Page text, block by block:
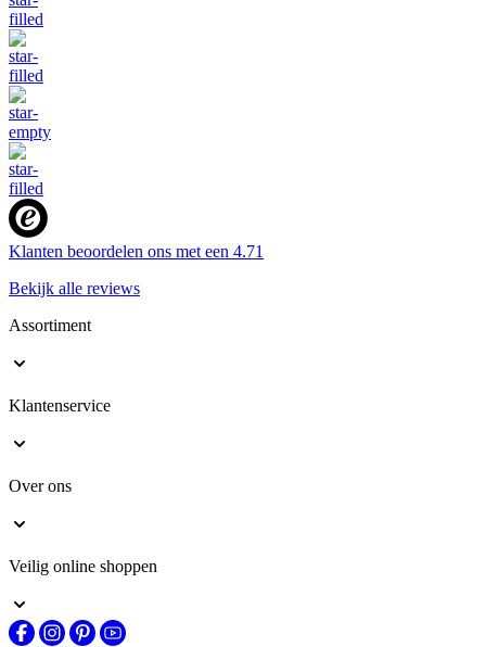
Klanten beoordelen ons met een 4.71
Bekijk alle reviews
Assortiment
Klantenservice
Over ons
Veilig online shoppen